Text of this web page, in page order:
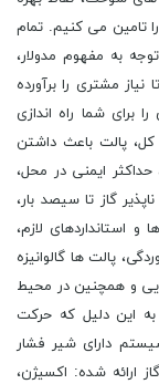
تامین می کنیم. تمام
به مفهوم مدولار،
نیاز مشتری را برآورده
برای شما راه اندازی
پالت باعث داشتن
حداکثر ایمنی در محل،
گاز تا سیصد بار،
استانداردهای لازم،
پالت ها گالوانیزه
و همچنین در محیط
به این دلیل که حرکت
دارای شیر فشار
ارائه شده: اکسیژن،